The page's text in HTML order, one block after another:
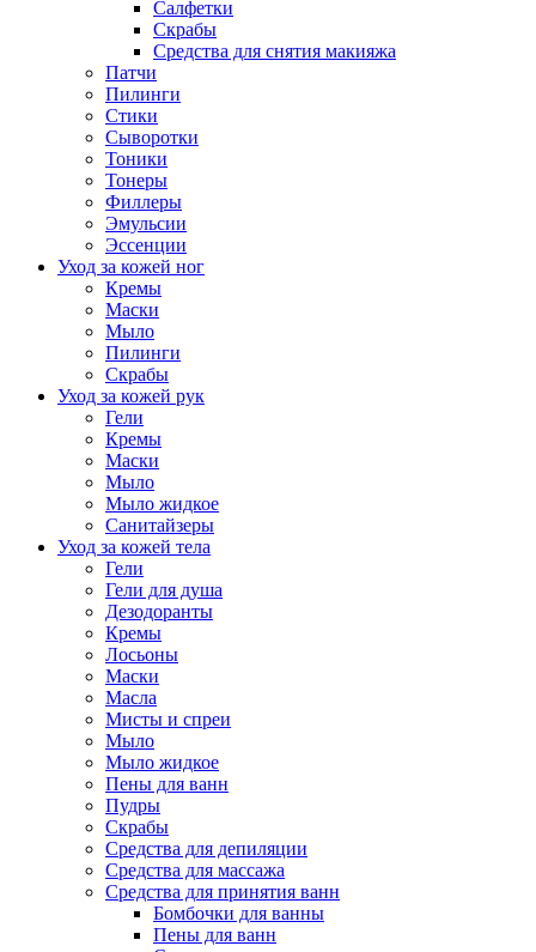
Салфетки
Скрабы
Средства для снятия макияжа
Патчи
Пилинги
Стики
Сыворотки
Тоники
Тонеры
Филлеры
Эмульсии
Эссенции
Уход за кожей ног
Кремы
Маски
Мыло
Пилинги
Скрабы
Уход за кожей рук
Гели
Кремы
Маски
Мыло
Мыло жидкое
Санитайзеры
Уход за кожей тела
Гели
Гели для душа
Дезодоранты
Кремы
Лосьоны
Маски
Масла
Мисты и спреи
Мыло
Мыло жидкое
Пены для ванн
Пудры
Скрабы
Средства для депиляции
Средства для массажа
Средства для принятия ванн
Бомбочки для ванны
Пены для ванн